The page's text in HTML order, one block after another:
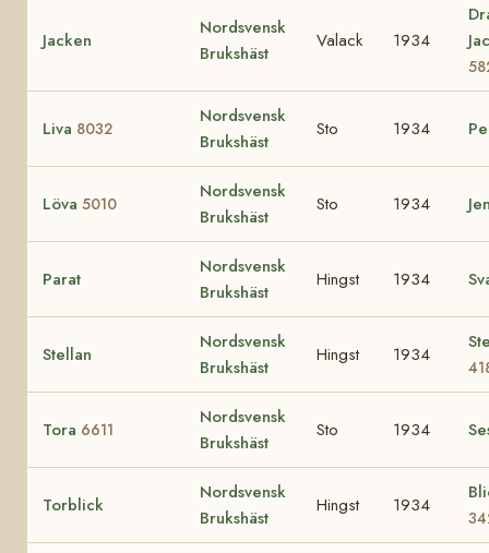
Jacken
Nordsvensk
Brukshäst
Valack 1934
Liva 8032
Nordsvensk
Brukshäst
Sto 1934
Löva 5010
Nordsvensk
Brukshäst
Sto 1934
Parat
Nordsvensk
Brukshäst
Hingst 1934
Stellan
Nordsvensk
Brukshäst
Hingst 1934
Tora 6611
Nordsvensk
Brukshäst
Sto 1934
Torblick
Nordsvensk
Brukshäst
Hingst 1934